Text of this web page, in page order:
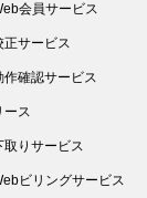
会員サービス
正サービス
作確認サービス
ース
取りサービス
ビリングサービス